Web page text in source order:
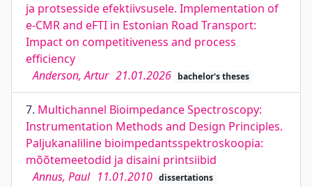
ja protsesside efektiivsusele. Implementation of
e-CMR and eFTI in Estonian Road Transport:
Impact on competitiveness and process
efficiency
Anderson, Artur 21.01.2026 bachelor's theses
7. Multichannel Bioimpedance Spectroscopy:
Instrumentation Methods and Design Principles.
Paljukanaliline bioimpedantsspektroskoopia:
mõõtemeetodid ja disaini printsiibid
Annus, Paul 11.01.2010 dissertations